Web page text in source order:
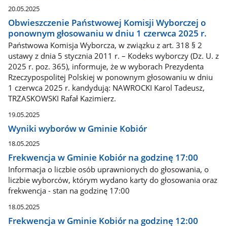
20.05.2025
Obwieszczenie Państwowej Komisji Wyborczej o
ponownym głosowaniu w dniu 1 czerwca 2025 r.
Państwowa Komisja Wyborcza, w związku z art. 318 § 2
ustawy z dnia 5 stycznia 2011 r. – Kodeks wyborczy (Dz. U. z
2025 r. poz. 365), informuje, że w wyborach Prezydenta
Rzeczypospolitej Polskiej w ponownym głosowaniu w dniu
1 czerwca 2025 r. kandydują: NAWROCKI Karol Tadeusz,
TRZASKOWSKI Rafał Kazimierz.
19.05.2025
Wyniki wyborów w Gminie Kobiór
18.05.2025
Frekwencja w Gminie Kobiór na godzinę 17:00
Informacja o liczbie osób uprawnionych do głosowania, o
liczbie wyborców, którym wydano karty do głosowania oraz
frekwencja - stan na godzinę 17:00
18.05.2025
Frekwencja w Gminie Kobiór na godzinę 12:00